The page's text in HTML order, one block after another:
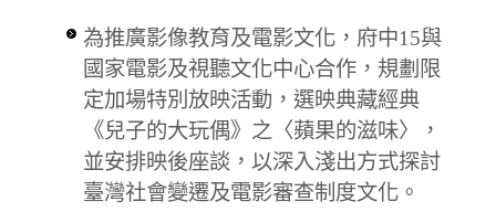
為推廣影像教育及電影文化，府中15與
國家電影及視聽文化中心合作，規劃限
定加場特別放映活動，選映典藏經典
《兒子的大玩偶》之〈蘋果的滋味〉，
並安排映後座談，以深入淺出方式探討
臺灣社會變遷及電影審查制度文化。